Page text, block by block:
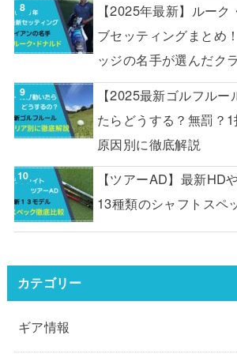
【2025年最新】ルー
ブセッティングまとめ
ッジの名手が選んだク
【2025最新ゴルフル
たらどうする？無罰？1
原因別に徹底解説
【ツアーAD】最新HD
13種類のシャフトスペ
カテゴリー
ギア情報